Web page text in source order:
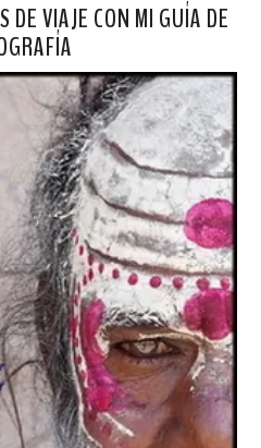
DE VIAJE CON MI GUÍA DE